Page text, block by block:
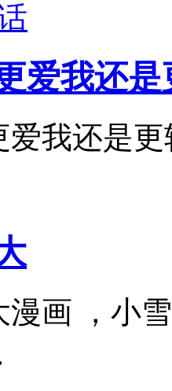
爱我还
爱我还是
漫画 ，小